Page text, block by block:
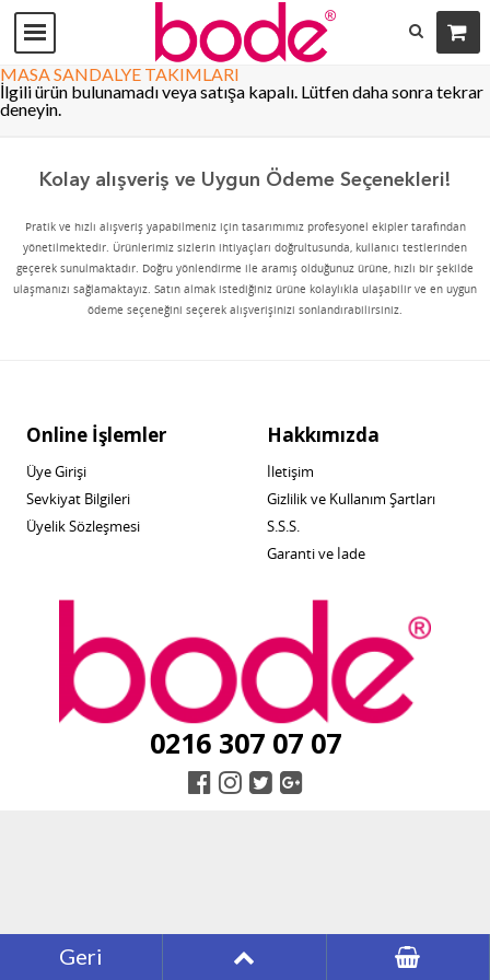
MASA SANDALYE TAKIMLARI
İlgili ürün bulunamadı veya satışa kapalı. Lütfen daha sonra tekrar
deneyin.
Kolay alışveriş ve Uygun Ödeme Seçenekleri!
Pratik ve hızlı alışveriş yapabilmeniz için tasarımımız profesyonel ekipler tarafından
yönetilmektedir. Ürünlerimiz sizlerin ihtiyaçları doğrultusunda, kullanıcı testlerinden
geçerek sunulmaktadır. Doğru yönlendirme ile aramış olduğunuz ürüne, hızlı bir şekilde
ulaşmanızı sağlamaktayız. Satın almak istediğiniz ürüne kolaylıkla ulaşabilir ve en uygun
ödeme seçeneğini seçerek alışverişinizi sonlandırabilirsiniz.
Online İşlemler
Üye Girişi
Sevkiyat Bilgileri
Üyelik Sözleşmesi
Hakkımızda
İletişim
Gizlilik ve Kullanım Şartları
S.S.S.
Garanti ve İade
0216 307 07 07
Geri